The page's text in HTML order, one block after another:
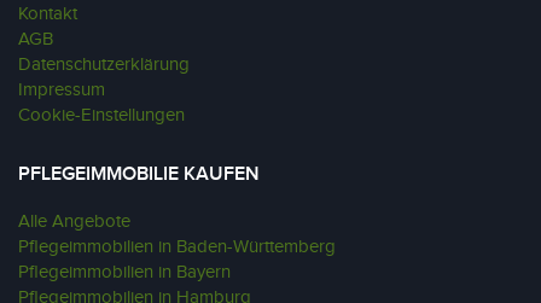
Kontakt
AGB
Datenschutzerklärung
Impressum
Cookie-Einstellungen
PFLEGEIMMOBILIE KAUFEN
Alle Angebote
Pflegeimmobilien in Baden-Württemberg
Pflegeimmobilien in Bayern
Pflegeimmobilien in Hamburg